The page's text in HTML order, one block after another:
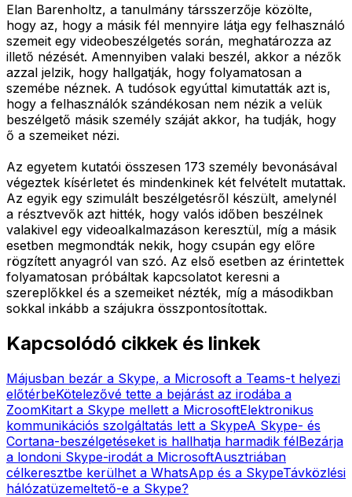
Elan Barenholtz, a tanulmány társszerzője közölte,
hogy az, hogy a másik fél mennyire látja egy felhasználó
szemeit egy videobeszélgetés során, meghatározza az
illető nézését. Amennyiben valaki beszél, akkor a nézők
azzal jelzik, hogy hallgatják, hogy folyamatosan a
szemébe néznek. A tudósok egyúttal kimutatták azt is,
hogy a felhasználók szándékosan nem nézik a velük
beszélgető másik személy száját akkor, ha tudják, hogy
ő a szemeiket nézi.
Az egyetem kutatói összesen 173 személy bevonásával
végeztek kísérletet és mindenkinek két felvételt mutattak.
Az egyik egy szimulált beszélgetésről készült, amelynél
a résztvevők azt hitték, hogy valós időben beszélnek
valakivel egy videoalkalmazáson keresztül, míg a másik
esetben megmondták nekik, hogy csupán egy előre
rögzített anyagról van szó. Az első esetben az érintettek
folyamatosan próbáltak kapcsolatot keresni a
szereplőkkel és a szemeiket nézték, míg a másodikban
sokkal inkább a szájukra összpontosítottak.
Kapcsolódó cikkek és linkek
Májusban bezár a Skype, a Microsoft a Teams-t helyezi
előtérbeKötelezővé tette a bejárást az irodába a
ZoomKitart a Skype mellett a MicrosoftElektronikus
kommunikációs szolgáltatás lett a SkypeA Skype- és
Cortana-beszélgetéseket is hallhatja harmadik félBezárja
a londoni Skype-irodát a MicrosoftAusztriában
célkeresztbe kerülhet a WhatsApp és a SkypeTávközlési
hálózatüzemeltető-e a Skype?